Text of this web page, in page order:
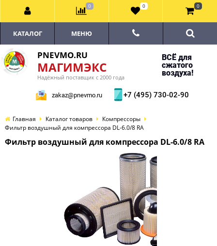
PNEVMO.RU
МАГИМЭКС
Надёжный поставщик с 2000 года
ВСЁ для
сжатого
воздуха!
zakaz@pnevmo.ru +7 (495) 730-02-90
КАТАЛОГ МЕНЮ
Главная Каталог товаров
Компрессоры
Фильтр воздушный для компрессора DL-6.0/8 RA
Фильтр воздушный для компрессора DL-6.0/8 RA
0 0 0